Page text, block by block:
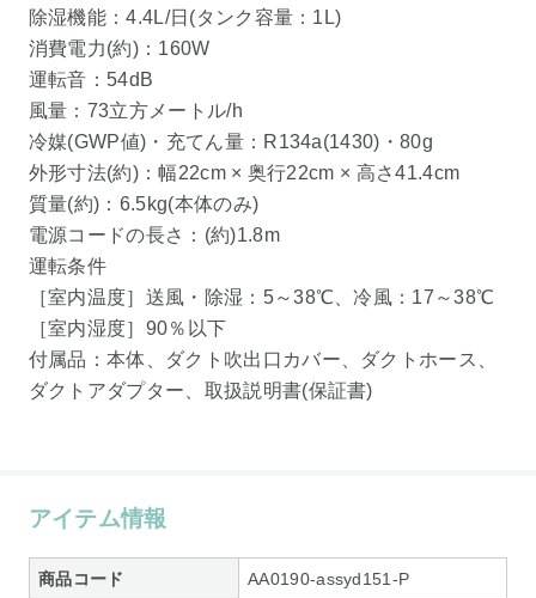
除湿機能：4.4L/日(タンク容量：1L)
消費電力(約)：160W
運転音：54dB
風量：73立方メートル/h
冷媒(GWP値)・充てん量：R134a(1430)・80g
外形寸法(約)：幅22cm × 奥行22cm × 高さ41.4cm
質量(約)：6.5kg(本体のみ)
電源コードの長さ：(約)1.8m
運転条件
［室内温度］送風・除湿：5～38℃、冷風：17～38℃
［室内湿度］90％以下
付属品：本体、ダクト吹出口カバー、ダクトホース、
ダクトアダプター、取扱説明書(保証書)
アイテム情報
商品コード AA0190-assyd151-P